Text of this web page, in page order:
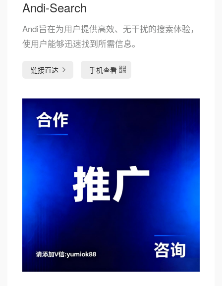
Andi-Search
Andi旨在为用户提供高效、无干扰的搜索体验，
使用户能够迅速找到所需信息。
链接直达 手机查看